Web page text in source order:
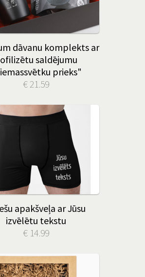
dāvanu komplekts ar
saldējumu
prieks"
€ 21.59
apakšveļa ar Jūsu
izvēlētu tekstu
€ 14.99